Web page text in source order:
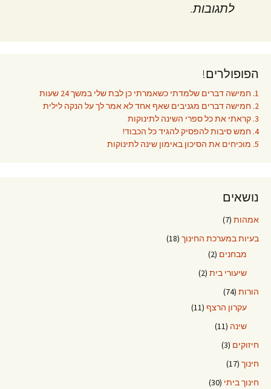
לתגובות.
הפופולרים!
1. חמישה דברים שלמדתי כשאמרתי כן לבת שלי במשך 24 שעות
2. חמישה דברים מגניבים שאף אחד לא אמר לך על הנקה לילית
3. קראתי את כל ספרי השינה לתינוקות
4. חמש סיבות להפסיק להגיד כל הכבוד!
5. מוכיחים את הסיכון באימון שינה לתינוקות
נושאים
אמהות (7)
בעיות במערכת החינוך (18)
מבחנים (2)
שיעורי בית (2)
הורות (74)
עקרון הרצף (11)
שינה (11)
חיזוקים (3)
חינוך (17)
חינוך ביתי (30)